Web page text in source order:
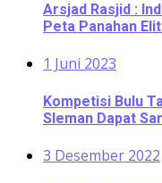
Arsjad Rasjid :
Peta Panahan
1 Juni 2023
Kompetisi Bulu
Sleman Dapat
3 Desember 2022